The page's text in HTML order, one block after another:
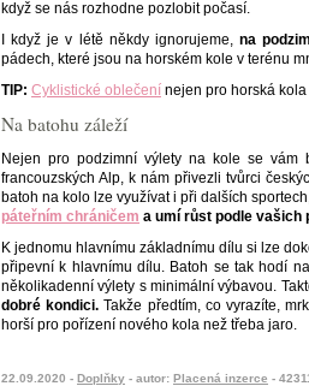
když se nás rozhodne pozlobit počasí.
I když je v létě někdy ignorujeme,na
pádech, které jsou na horském kole v terénu
TIP: Cyklistické oblečení nejen pro horská kola
Na batohu záleží
Nejen pro podzimní výlety na kole se vám
francouzských Alp, k nám přivezli tvůrci
batoh na kolo lze využívat i při dalších
páteřním chráničem a umí růst podle vašich
K jednomu hlavnímu základnímu dílu si lze
připevní k hlavnímu dílu. Batoh se tak hodí
několikadenní výlety s minimální výbavou.
dobré kondici. Takže předtím, co vyrazíte,
horší pro pořízení nového kola než třeba jaro.
22.09.2020 - Doplňky - autor: Placená inzerce -